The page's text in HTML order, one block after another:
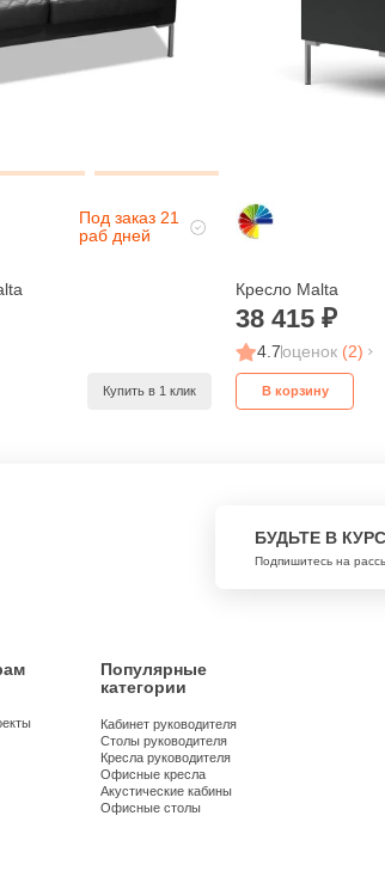
Под заказ 21
раб дней
Купить в 1 клик
Кресло Malta
38 415
4.7оценок (2)
В корзину
БУДЬТЕ В
Подпишитесь на
Популярные
категории
Кабинет руководителя
Столы руководителя
Кресла руководителя
Офисные кресла
Акустические кабины
Офисные столы